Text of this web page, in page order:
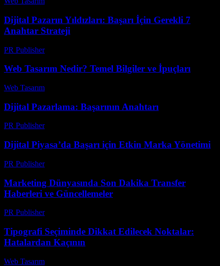
Dijital Pazarın Yıldızları: Başarı İçin Gerekli 7
Anahtar Strateji
PR Publisher-
Web Tasarım Nedir? Temel Bilgiler ve İpuçları
Web Tasarım
Dijital Pazarlama: Başarının Anahtarı
PR Publisher-
Dijital Piyasa’da Başarı için Etkin Marka Yönetimi
PR Publisher-
Marketing Dünyasında Son Dakika Transfer
Haberleri ve Güncellemeler
PR Publisher-
Tipografi Seçiminde Dikkat Edilecek Noktalar:
Hatalardan Kaçının
Web Tasarım